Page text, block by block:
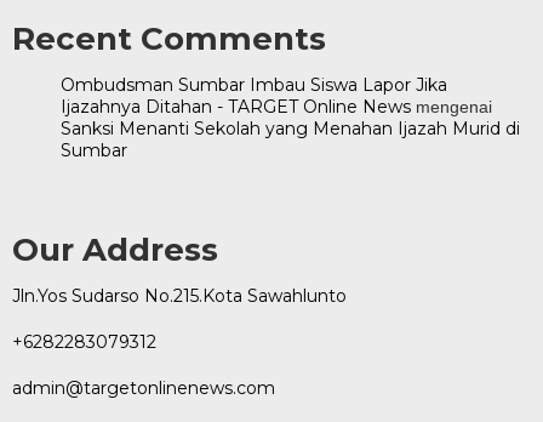
Recent Comments
Ombudsman Sumbar Imbau Siswa Lapor Jika
Ijazahnya Ditahan - TARGET Online News mengenai
Sanksi Menanti Sekolah yang Menahan Ijazah Murid di
Sumbar
Our Address
Jln.Yos Sudarso No.215.Kota Sawahlunto
+6282283079312
admin@targetonlinenews.com